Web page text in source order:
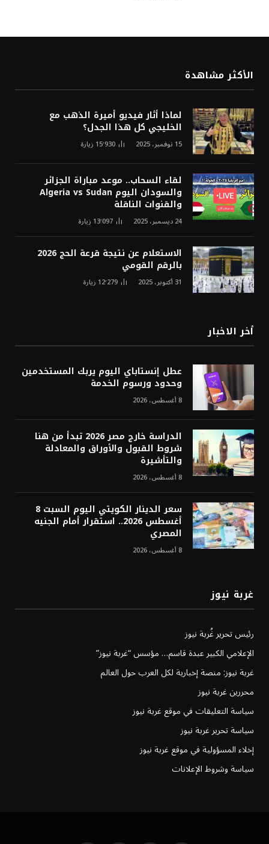
الأكثر مشاهدة
لماذا أثار فيديو أميرة الذهب مع
الخليجي كل هذا الجدل؟
15 نوفمبر، 2025 15٬930 زيارة
لقاء السحاب.. موعد مباراة الجزائر
والسودان اليوم Algeria vs Sudan
والقنوات الناقلة
24 ديسمبر، 2025 13٬097 زيارة
الاستعلام عن نتيجة قرعة الحج 2026
بالرقم القومي
31 أكتوبر، 2025 12٬279 زيارة
أخر الاخبار
عطل إنستاباي اليوم يربك المستخدمين
وحدود ورسوم الخدمة
8 أغسطس، 2026
الدراسة خارج مصر 2026 تبدأ من هنا
شروط القبول والأوراق والمعادلة
والتأشيرة
8 أغسطس، 2026
سعر الدينار الكويتي اليوم السبت 8
أغسطس 2026.. استقرار أمام الجنيه
المصري
8 أغسطس، 2026
غربة نيوز
رئيس تحرير غُربة نيوز
الإعلامي الكبير عبدة قاسم… مؤسس “غربة نيوز”
غربة نيوز: منصة إخبارية لكل العرب حول العالم
محررين غربة نيوز
سياسة التعليقات في موقع غربة نيوز
سياسة تحرير غربة نيوز
إخلاء المسؤولية في موقع غربة نيوز
سياسة وشروط الإعلانات